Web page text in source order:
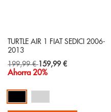
TURTLE AIR 1 FIAT SEDICI 2006-
2013
199,99 € Special
Price
159,99 €
Ahorra 20%